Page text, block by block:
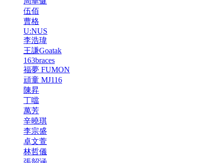
伍佰
曹格
U:NUS
李浩瑋
王謙Goatak
163braces
福夢 FUMON
頑童 MJ116
陳昇
丁噹
萬芳
辛曉琪
李宗盛
卓文萱
林哲儀